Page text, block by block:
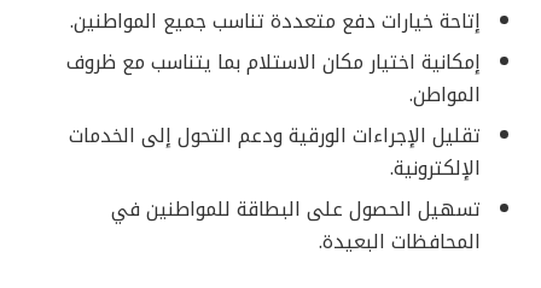
إتاحة خيارات دفع متعددة تناسب جميع المواطنين.
إمكانية اختيار مكان الاستلام بما يتناسب مع ظروف
المواطن.
تقليل الإجراءات الورقية ودعم التحول إلى الخدمات
الإلكترونية.
تسهيل الحصول على البطاقة للمواطنين في
المحافظات البعيدة.